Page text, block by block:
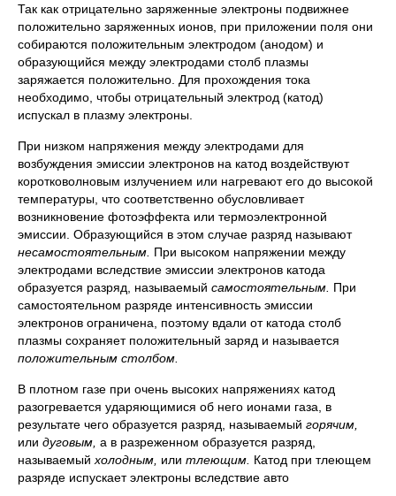
Так как отрицательно заряженные электроны подвижнее
положительно заряженных ионов, при приложении поля они
собираются положительным электродом (анодом) и
образующийся между электродами столб плазмы
заряжается положительно. Для прохождения тока
необходимо, чтобы отрицательный электрод (катод)
испускал в плазму электроны.
При низком напряжения между электродами для
возбуждения эмиссии электронов на катод воздействуют
коротковолновым излучением или нагревают его до высокой
температуры, что соответственно обусловливает
возникновение фотоэффекта или термоэлектронной
эмиссии. Образующийся в этом случае разряд называют
несамостоятельным. При высоком напряжении между
электродами вследствие эмиссии электронов катода
образуется разряд, называемый самостоятельным. При
самостоятельном разряде интенсивность эмиссии
электронов ограничена, поэтому вдали от катода столб
плазмы сохраняет положительный заряд и называется
положительным столбом.
В плотном газе при очень высоких напряжениях катод
разогревается ударяющимися об него ионами газа, в
результате чего образуется разряд, называемый горячим,
или дуговым, а в разреженном образуется разряд,
называемыйхолодным, или тлеющим. Катод при тлеющем
разряде испускает электроны вследствие авто